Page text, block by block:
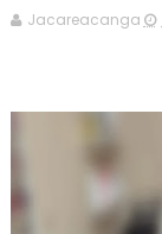
Jacareacanga